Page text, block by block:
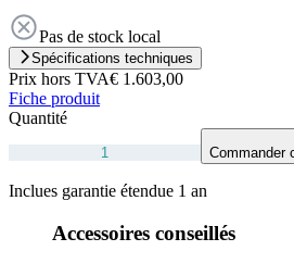
Pas de stock local
Spécifications techniques
Prix hors TVA€ 1.603,00
Fiche produit
Quantité
Commander
Inclues garantie étendue 1 an
Accessoires conseillés